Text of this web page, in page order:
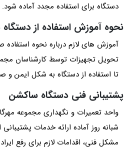
دستگاه برای استفاده مجدد آماده شود.
نحوه آموزش استفاده از
آموزش های لازم درباره نحوه استفاده
تحویل تجهیزات توسط کارشناسان
تا استفاده از دستگاه به شکل ایمن و
پشتیبانی فنی دستگاه ساکشن
واحد تعمیرات و نگهداری مجموعه
شبانه روز آماده ارائه خدمات
مشکل فنی، اقدامات لازم برای رفع